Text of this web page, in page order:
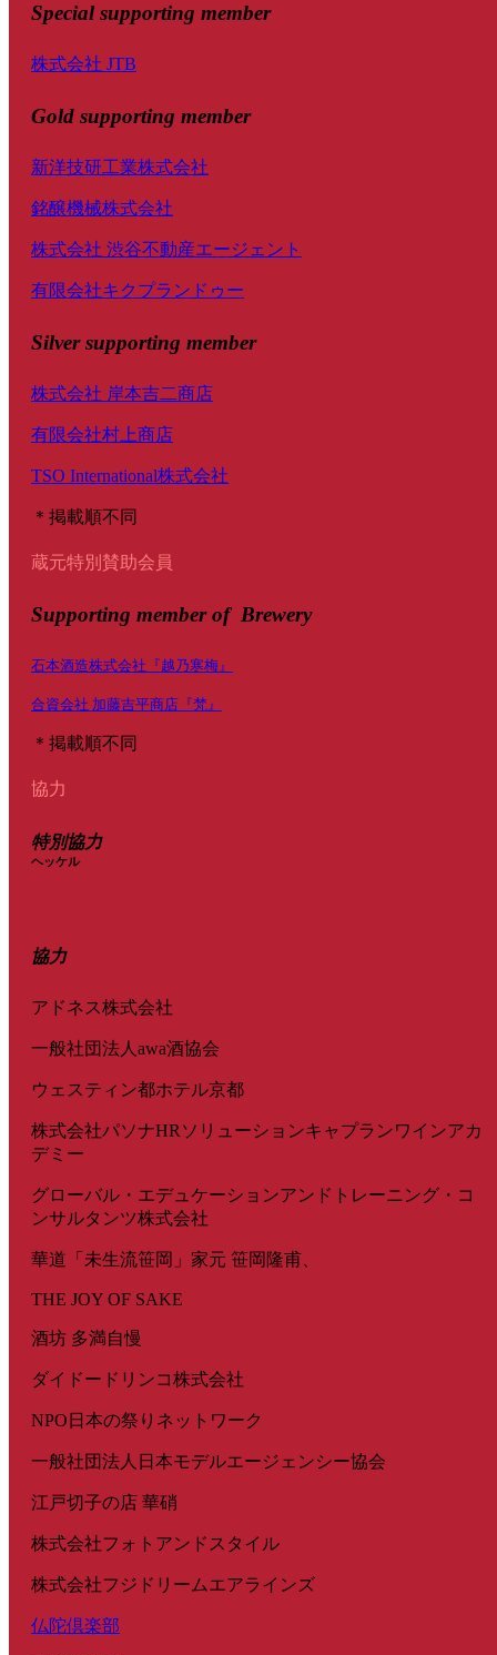
Specialsupporting member
株式会社 JTB
Gold supporting member
新洋技研工業株式会社
銘醸機械株式会社
株式会社 渋谷不動産エージェント
有限会社キクプランドゥー
Silver supporting member
株式会社 岸本吉二商店
有限会社村上商店
TSO International株式会社
＊掲載順不同
蔵元特別賛助会員
Supporting member of Brewery
石本酒造株式会社『越乃寒梅』
合資会社 加藤吉平商店『梵』
＊掲載順不同
協力
特別協力
ヘッケル
協力
アドネス株式会社
一般社団法人awa酒協会
ウェスティン都ホテル京都
株式会社パソナHRソリューションキャプランワインアカ
デミー
グローバル・エデュケーションアンドトレーニング・コ
ンサルタンツ株式会社
華道「未生流笹岡」家元 笹岡隆甫、
THE JOY OF SAKE
酒坊 多満自慢
ダイドードリンコ株式会社
NPO日本の祭りネットワーク
一般社団法人日本モデルエージェンシー協会
江戸切子の店 華硝
株式会社フォトアンドスタイル
株式会社フジドリームエアラインズ
仏陀倶楽部